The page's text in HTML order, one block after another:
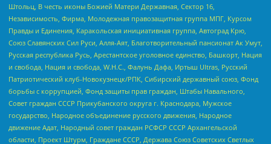
Штольц, В честь иконы Божией Матери Державная, Сектор 16,
Независимость, Фирма, Молодежная правозащитная группа МПГ, Курсом
Правды и Единения, Каракольская инициативная группа, Автоград Крю,
Союз Славянских Сил Руси, Алля-Аят, Благотворительный пансионат Ак Умут,
Русская республика Русь, Арестантское уголовное единство, Башкорт, Нация
и свобода, Нация и свобода, W.H.С., Фалунь Дафа, Иртыш Ultras, Русский
Патриотический клуб-Новокузнецк/РПК, Сибирский державный союз, Фонд
борьбы с коррупцией, Фонд защиты прав граждан, Штабы Навального,
Совет граждан СССР Прикубанского округа г. Краснодара, Мужское
государство, Народное объединение русского движения, Народное
движение Адат, Народный совет граждан РСФСР СССР Архангельской
области, Проект Штурм, Граждане СССР, Держава Союз Советских Светлых